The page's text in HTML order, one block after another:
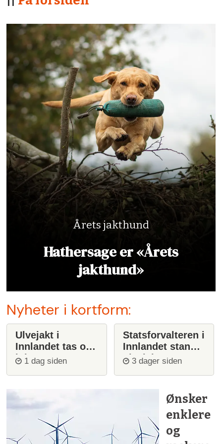
Årets jakthund
Hathersage er «Årets
jakthund»
Nyheter i kortform:
Ulvejakt i
Innlandet tas opp
igjen
1 dag siden
Statsforvalteren i
Innlandet stanser
ulvejakt
3 dager siden
Ønsker
enklere
og